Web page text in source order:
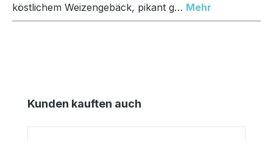
köstlichem Weizengebäck, pikant g… Mehr
Produktgalerie überspringen
Kunden kauften auch